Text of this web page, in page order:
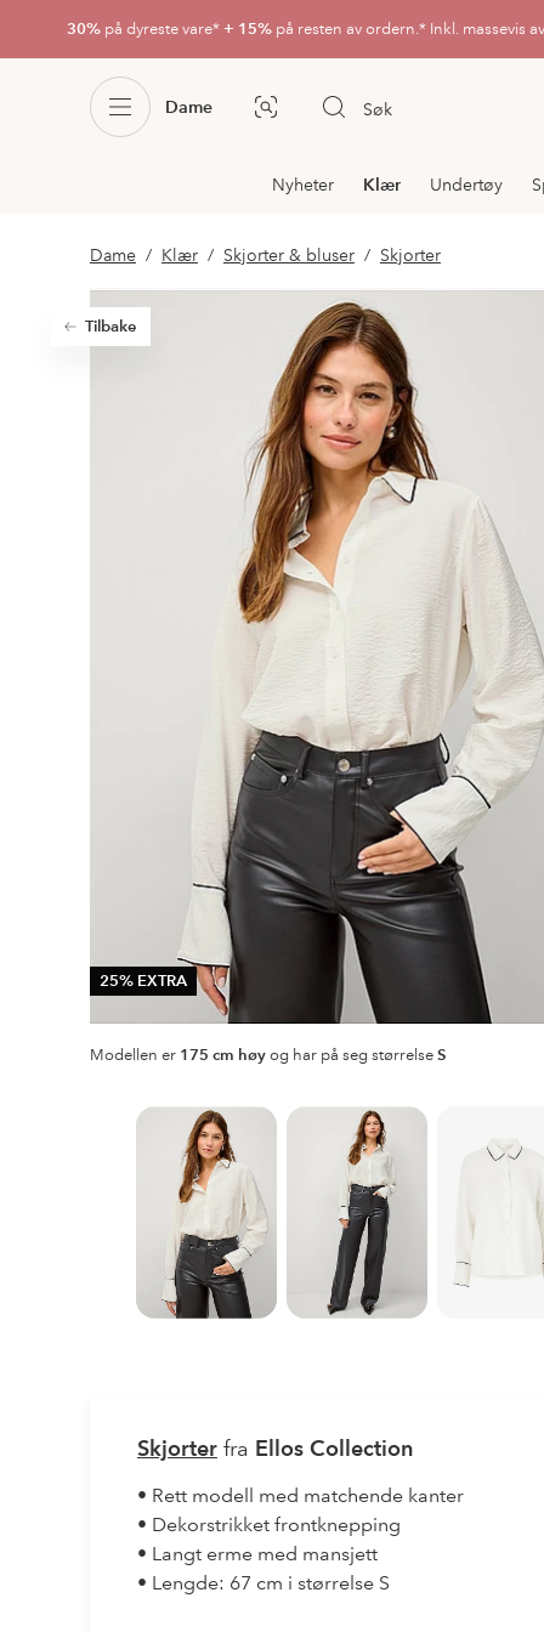
30% på dyreste vare*+ 15% på resten av ordern.* Inkl. massevis
Dame Bildesøk Søk
Avdelingsnavigering
Nyheter Klær Undertøy
Dame Klær Skjorter & bluser Skjorter
Tilbake
25% EXTRA
Modellen er 175 cm høyog har på seg størrelseS
Skjorterfra Ellos Collection
• Rett modell med matchende kanter
• Dekorstrikket frontknepping
• Langt erme med mansjett
• Lengde: 67 cm i størrelse S